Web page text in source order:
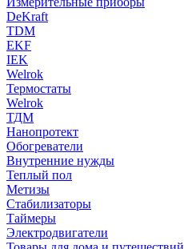
DeKraft
TDM
EKF
IEK
Welrok
Термостаты
Welrok
ТДМ
Нанопротект
Обогреватели
Внутренние нужды
Теплый пол
Метизы
Стабилизаторы
Таймеры
Электродвигатели